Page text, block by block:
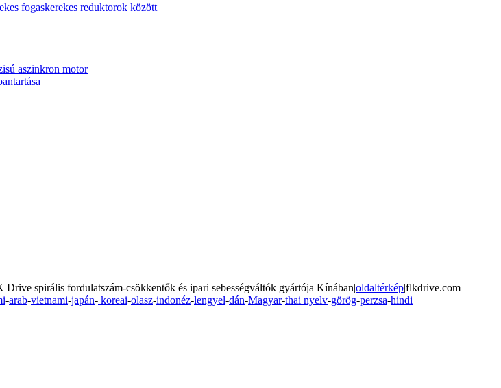
fogaskerekes reduktorok között
aszinkron motor
spirális fordulatszám-csökkentők és ipari sebességváltók gyártója Kínában|oldaltérkép|flkdrive.com
-arab-vietnami-japán- koreai-olasz-indonéz-lengyel-dán-Magyar-thai nyelv-görög-perzsa-hindi